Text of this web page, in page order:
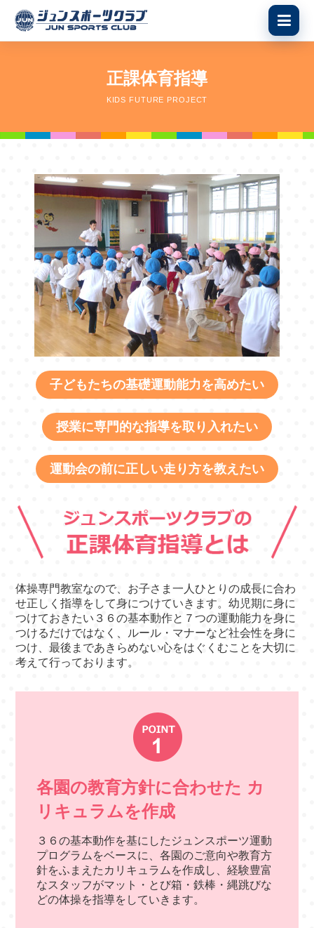
正課体育指導
KIDS FUTURE PROJECT
子どもたちの基礎運動能力を高めたい
授業に専門的な指導を取り入れたい
運動会の前に正しい走り方を教えたい
体操専門教室なので、お子さま一人ひとりの成長に合わ
せ正しく指導をして身につけていきます。幼児期に身に
つけておきたい３６の基本動作と７つの運動能力を身に
つけるだけではなく、ルール・マナーなど社会性を身に
つけ、最後まであきらめない心をはぐくむことを大切に
考えて行っております。
各園の教育方針に合わせた カ
リキュラムを作成
３６の基本動作を基にしたジュンスポーツ運動
プログラムをベースに、各園のご意向や教育方
針をふまえたカリキュラムを作成し、経験豊富
なスタッフがマット・とび箱・鉄棒・縄跳びな
どの体操を指導をしていきます。